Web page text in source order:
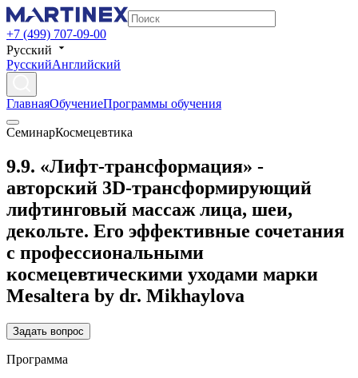
+7 (499) 707-09-00
Русский
РусскийАнглийский
ГлавнаяОбучениеПрограммы обучения
СеминарКосмецевтика
9.9. «Лифт-трансформация» -
авторский 3D-трансформирующий
лифтинговый массаж лица, шеи,
декольте. Его эффективные сочетания
с профессиональными
космецевтическими уходами марки
Mesaltera by dr. Mikhaylova
Задать вопрос
Программа